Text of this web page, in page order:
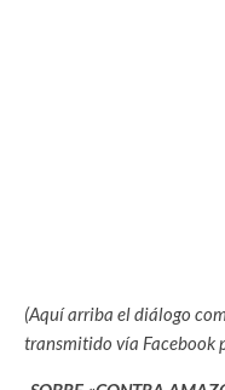
(Aquí arriba el diálogo
transmitido vía Facebook